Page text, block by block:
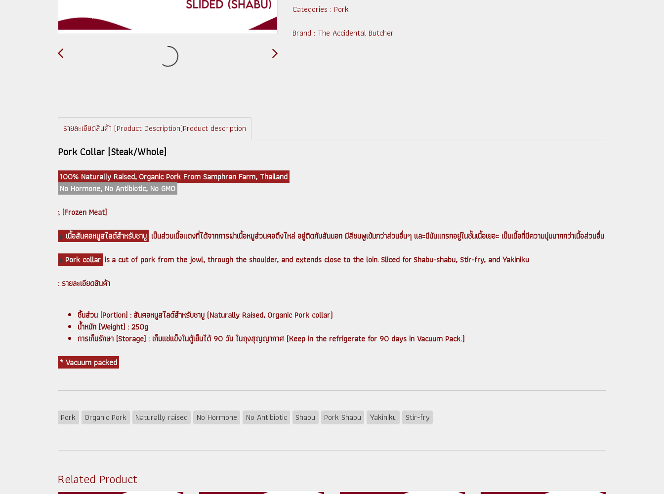
Categories : Pork
Brand : The Accidental Butcher
รายละเอียดสินค้า (Product Description)Product description
Pork Collar [Steak/Whole]
100% Naturally Raised, Organic Pork From Samphran Farm, Thailand
No Hormone, No Antibiotic, No GMO
; [Frozen Meat]
เนื้อสันคอหมูสไลด์สำหรับชาบู เป็นส่วนเนื้อแดงที่ได้จากการผ่าเนื้อหมูส่วนคอถึงไหล่ อยู่ติดกับสันนอก มีสีชมพูเข้มกว่าส่วนอื่นๆ และมีมันแทรกอยู่ในชั้นเนื้อเยอะ เป็นเนื้อที่มีความนุ่มมากกว่าเนื้อส่วนอื่น
Pork collar is a cut of pork from the jowl, through the shoulder, and extends close to the loin. Sliced for Shabu-shabu, Stir-fry, and Yakiniku
: รายละเอียดสินค้า
ชิ้นส่วน [Portion] : สันคอหมูสไลด์สำหรับชาบู (Naturally Raised, Organic Pork collar)
น้ำหนัก [Weight] : 250g
การเก็บรักษา [Storage] : เก็บแช่แข็งในตู้เย็นได้ 90 วัน ในถุงสุญญากาศ (Keep in the refrigerate for 90 days in Vacuum Pack.)
* Vacuum packed
Pork Organic Pork Naturally raised No Hormone No Antibiotic Shabu Pork Shabu Yakiniku Stir-fry
Related Product